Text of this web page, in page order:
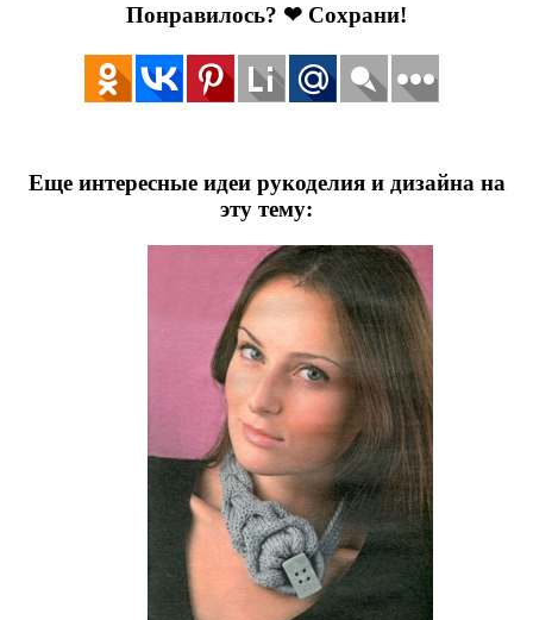
Понравилось? ❤ Сохрани!
Еще интересные идеи рукоделия и дизайна на
эту тему: